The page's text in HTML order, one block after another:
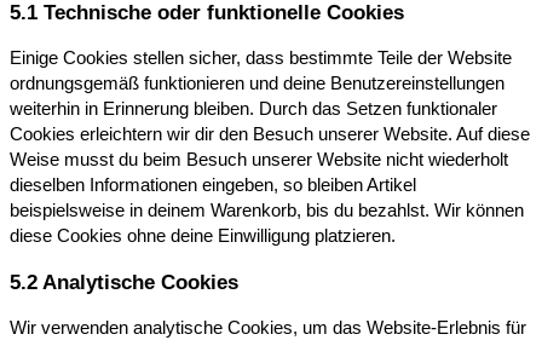
5.1 Technische oder funktionelle Cookies
Einige Cookies stellen sicher, dass bestimmte Teile der Website
ordnungsgemäß funktionieren und deine Benutzereinstellungen
weiterhin in Erinnerung bleiben. Durch das Setzen funktionaler
Cookies erleichtern wir dir den Besuch unserer Website. Auf diese
Weise musst du beim Besuch unserer Website nicht wiederholt
dieselben Informationen eingeben, so bleiben Artikel
beispielsweise in deinem Warenkorb, bis du bezahlst. Wir können
diese Cookies ohne deine Einwilligung platzieren.
5.2 Analytische Cookies
Wir verwenden analytische Cookies, um das Website-Erlebnis für